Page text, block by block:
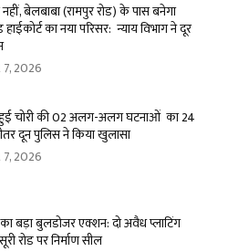
नहीं, बेलबाबा (रामपुर रोड) के पास बनेगा
हाईकोर्ट का नया परिसर: न्याय विभाग ने दूर
2026
चोरी की 02 अलग-अलग घटनाओं का 24
दून पुलिस ने किया खुलासा
2026
बड़ा बुलडोजर एक्शन: दो अवैध प्लाटिंग
रोड पर निर्माण सील